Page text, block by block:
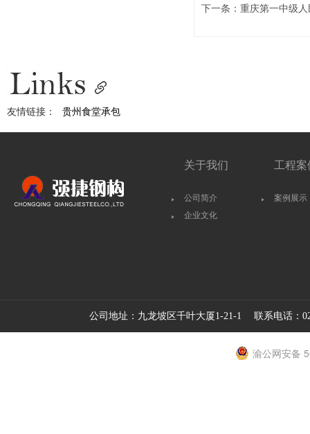
下一条： 重庆第一中级
友情链接： 贵州食堂承包
关于我们
公司简介
企业文化
工程案
案例展示
公司地址：九龙坡区千叶大厦1-21-1 联系电话：
渝公网安备